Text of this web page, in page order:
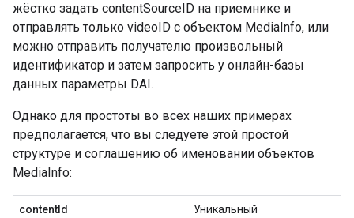
жёстко задать contentSourceID на приемнике и
отправлять только videoID с объектом MediaInfo, или
можно отправить получателю произвольный
идентификатор и затем запросить у онлайн-базы
данных параметры DAI.
Однако для простоты во всех наших примерах
предполагается, что вы следуете этой простой
структуре и соглашению об именовании объектов
MediaInfo:
contentId
Уникальный